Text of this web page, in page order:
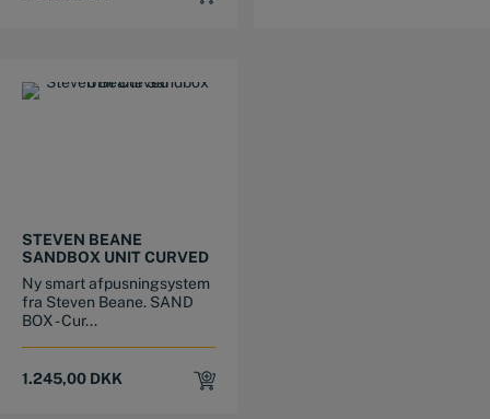
STEVEN BEANE
SANDBOX UNIT CURVED
Ny smart afpusningsystem
fra Steven Beane. SAND
BOX - Cur...
1.245,00 DKK